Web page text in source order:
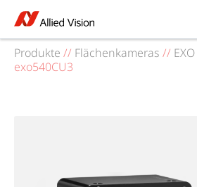
Produkte // Flächenkameras // EXO
exo540CU3